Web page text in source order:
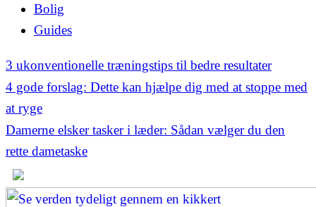
Bolig
Guides
3 ukonventionelle træningstips til bedre resultater
4 gode forslag: Dette kan hjælpe dig med at stoppe med
at ryge
Damerne elsker tasker i læder: Sådan vælger du den
rette dametaske